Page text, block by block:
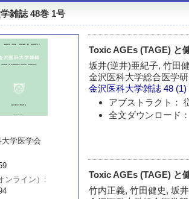
雑誌 48巻 1号
学医学会
ンライン）
Toxic AGEs (TAGE) と
坂井(逆井)亜紀子, 竹田
金沢医科大学総合医学
金沢医科大学雑誌 48 (1)
アブストラクト：
全文ダウンロード
Toxic AGEs (TAGE) と
竹内正義, 竹田健史, 坂